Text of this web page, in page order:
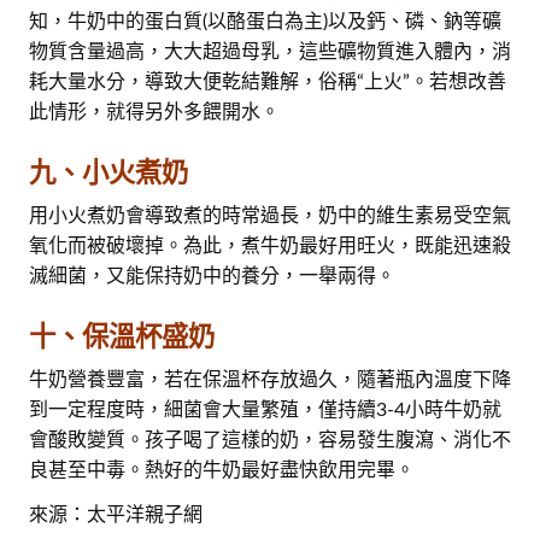
知，牛奶中的蛋白質(以酪蛋白為主)以及鈣、磷、鈉等礦
物質含量過高，大大超過母乳，這些礦物質進入體內，消
耗大量水分，導致大便乾結難解，俗稱“上火”。若想改善
此情形，就得另外多餵開水。
九、小火煮奶
用小火煮奶會導致煮的時常過長，奶中的維生素易受空氣
氧化而被破壞掉。為此，煮牛奶最好用旺火，既能迅速殺
滅細菌，又能保持奶中的養分，一舉兩得。
十、保溫杯盛奶
牛奶營養豐富，若在保溫杯存放過久，隨著瓶內溫度下降
到一定程度時，細菌會大量繁殖，僅持續3-4小時牛奶就
會酸敗變質。孩子喝了這樣的奶，容易發生腹瀉、消化不
良甚至中毒。熱好的牛奶最好盡快飲用完畢。
來源：太平洋親子網